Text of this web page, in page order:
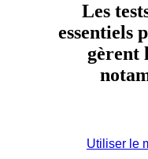
Les
essentiels
gèrent
Utiliser le